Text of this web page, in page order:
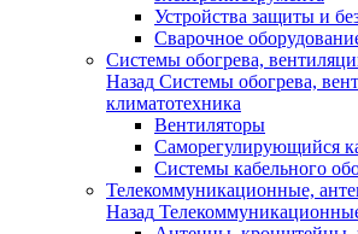
Устройства защиты и
Сварочное
Системы обогрева,
Назад Системы обогрева,
климатотехника
Вентиляторы
Саморегулирующийся
Системы кабельного
Телекоммуникационные,
Назад